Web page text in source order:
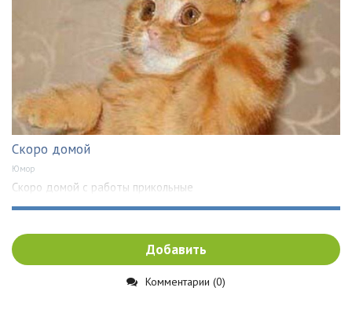
Скоро домой
Юмор
Скоро домой с работы прикольные
Добавить
Комментарии (0)